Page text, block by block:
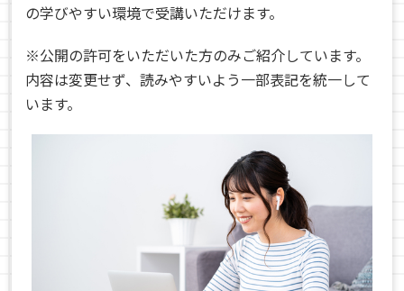
の学びやすい環境で受講いただけます。
※公開の許可をいただいた方のみご紹介しています。
内容は変更せず、読みやすいよう一部表記を統一して
います。